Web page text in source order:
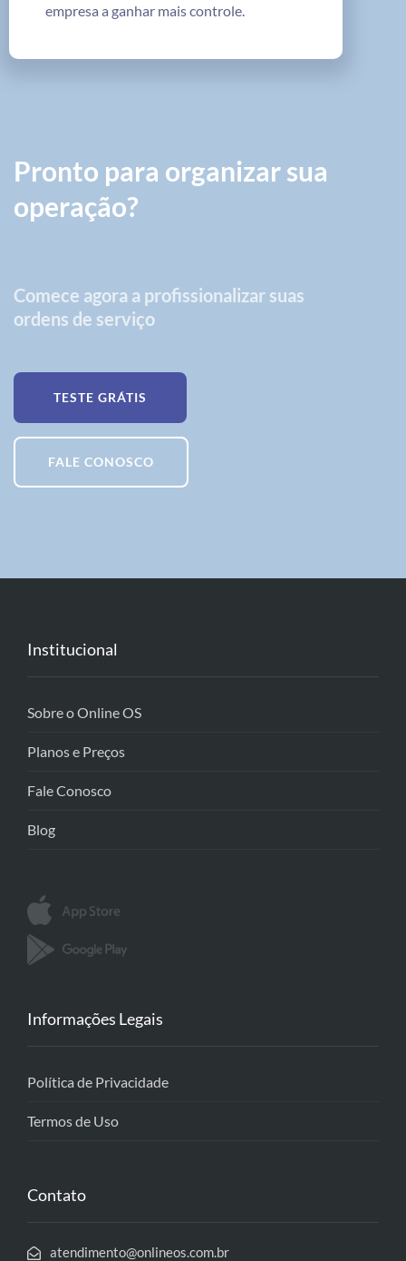
empresa a ganhar mais controle.
Pronto para organizar sua
operação?
Comece agora a profissionalizar suas
ordens de serviço
TESTE GRÁTIS
FALE CONOSCO
Institucional
Sobre o Online OS
Planos e Preços
Fale Conosco
Blog
Informações Legais
Política de Privacidade
Termos de Uso
Contato
atendimento@onlineos.com.br